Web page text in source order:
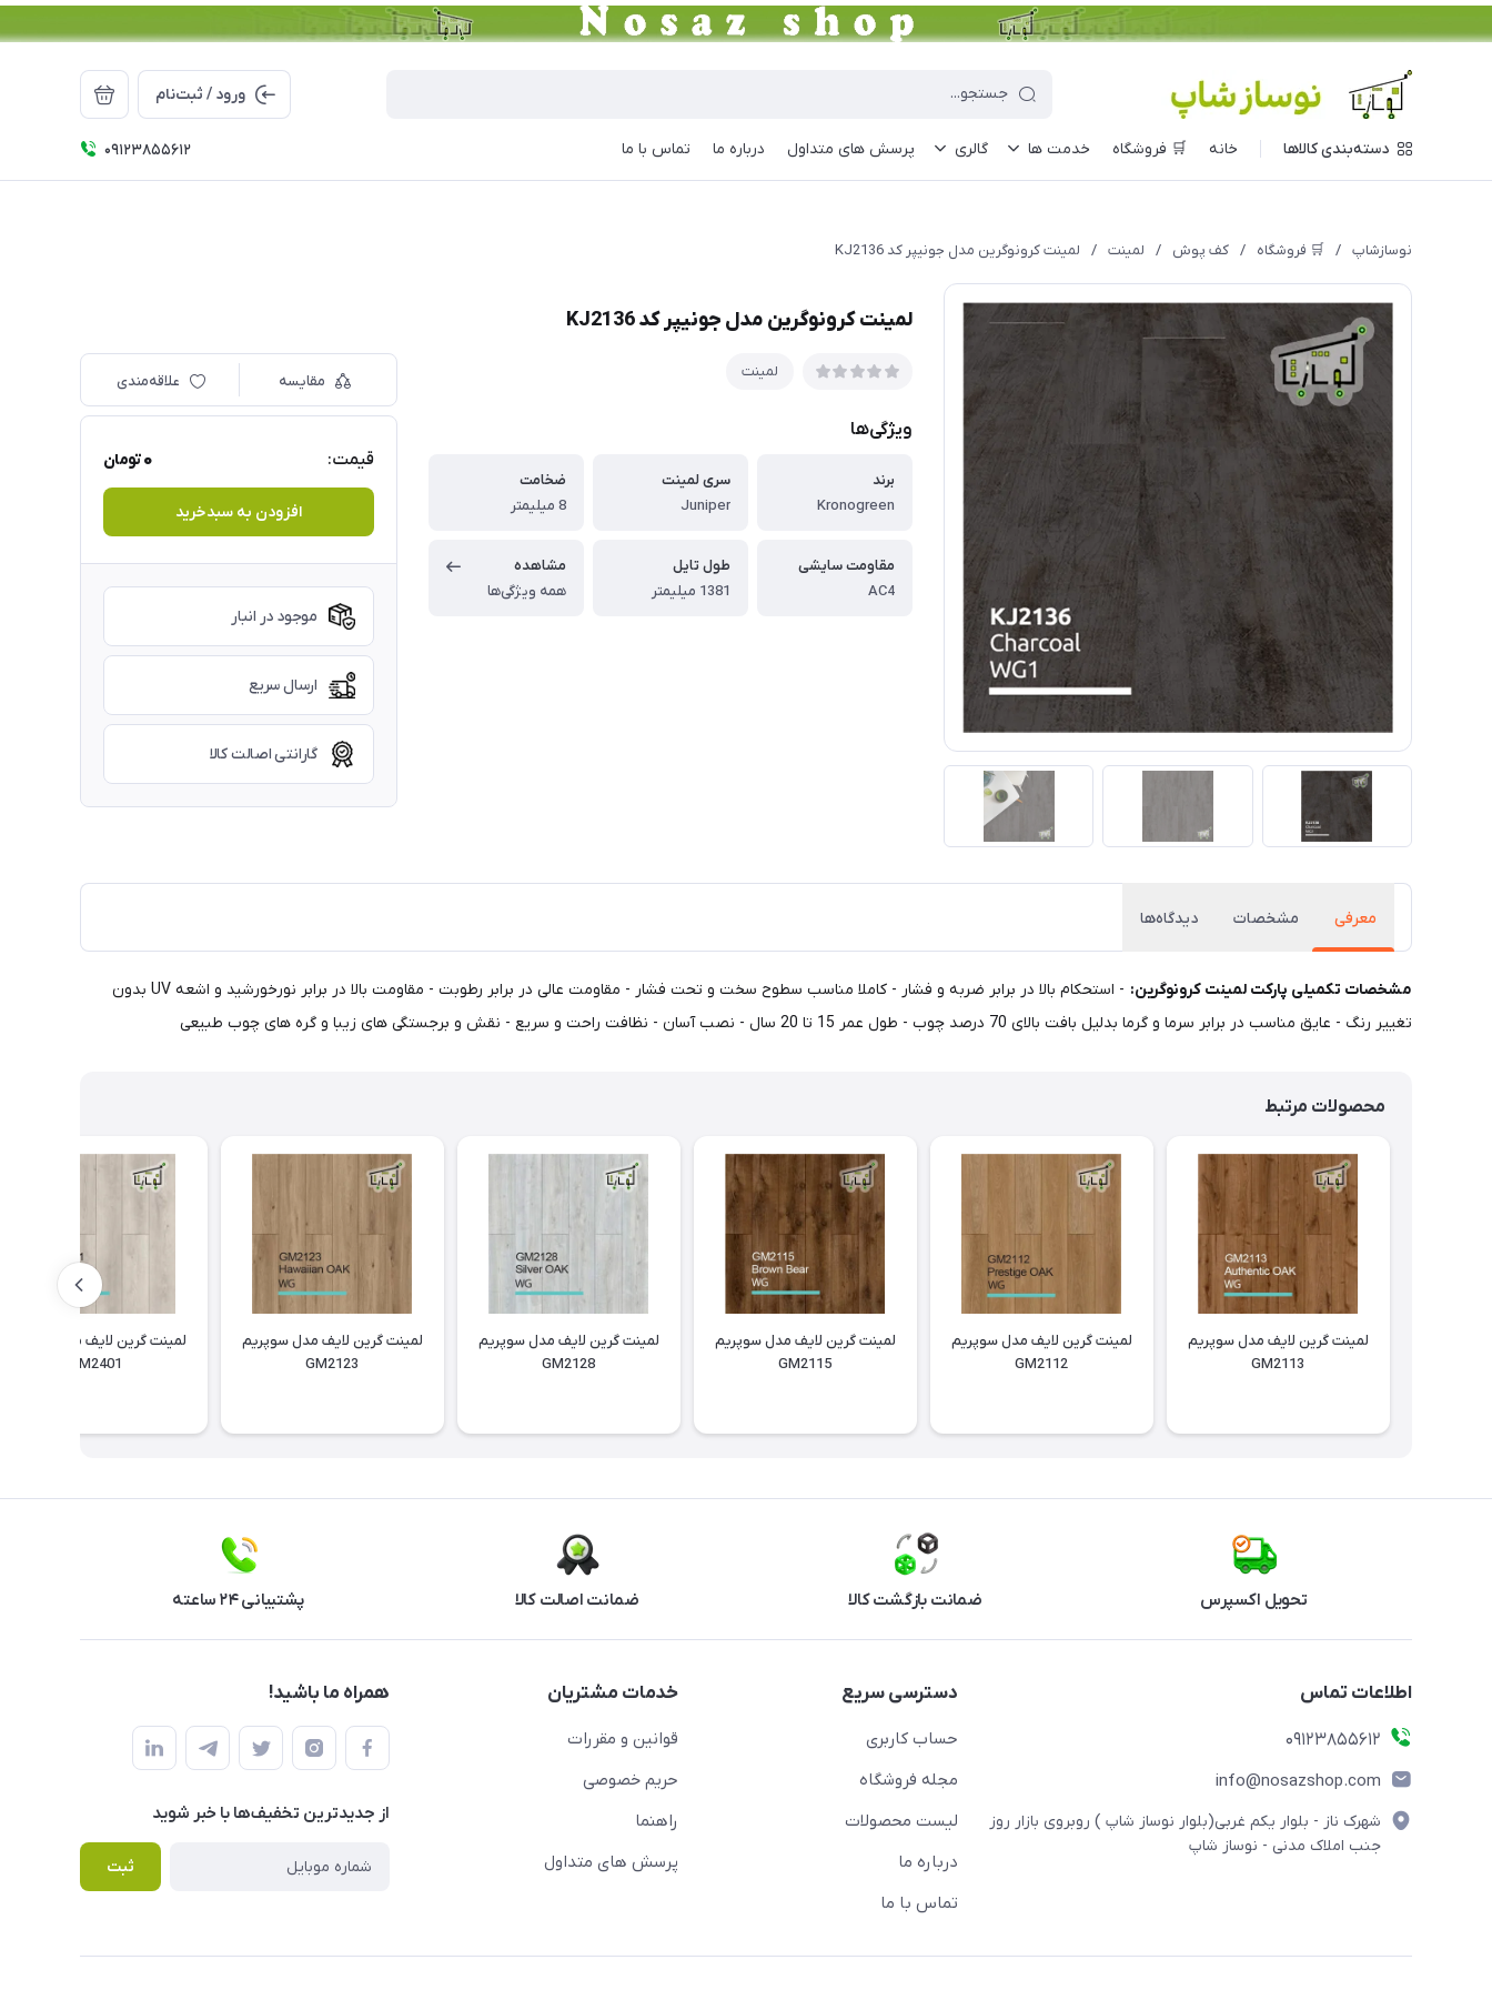
ورود / ثبت‌نام
دسته‌بندی کالاها خانه 🛒 فروشگاه خدمت ها گالری پرسش های متداول درباره ما تماس با ما 09123855612
نوسازشاپ / 🛒 فروشگاه / کف پوش / لمینت / لمینت کرونوگرین مدل جونیپر کد KJ2136
لمینت کرونوگرین مدل جونیپر کد KJ2136
لمینت
ویژگی‌ها
برند
Kronogreen
سری لمینت
Juniper
ضخامت
8 میلیمتر
مقاومت سایشی
AC4
طول تایل
1381 میلیمتر
مشاهده
همه ویژگی‌ها
مقایسه علاقه‌مندی
قیمت: 0تومان
افزودن به سبدخرید
موجود در انبار
ارسال سریع
گارانتی اصالت کالا
معرفی مشخصات دیدگاه‌ها
مشخصات تکمیلی پارکت لمینت کرونوگرین:
- استحکام بالا در برابر ضربه و فشار - کاملا مناسب سطوح سخت و تحت فشار - مقاومت عالی در برابر رطوبت - مقاومت بالا در برابر نورخورشید و اشعه UV بدون
تغییر رنگ - عایق مناسب در برابر سرما و گرما بدلیل بافت بالای 70 درصد چوب - طول عمر 15 تا 20 سال - نصب آسان - نظافت راحت و سریع - نقش و برجستگی های زیبا و گره های چوب طبیعی
محصولات مرتبط
لمینت گرین لایف مدل سوپریم
GM2113
لمینت گرین لایف مدل سوپریم
GM2112
لمینت گرین لایف مدل سوپریم
GM2115
لمینت گرین لایف مدل سوپریم
GM2128
لمینت گرین لایف مدل سوپریم
GM2123
لمینت گرین لایف مدل سوپریم
GM2401
تحویل اکسپرس ضمانت بازگشت کالا ضمانت اصالت کالا پشتیبانی ۲۴ ساعته
اطلاعات تماس
09123855612
info@nosazshop.com
شهرک ناز - بلوار یکم غربی(بلوار نوساز شاپ ) روبروی بازار روز
جنب املاک مدنی - نوساز شاپ
دسترسی سریع
حساب کاربری
مجله فروشگاه
لیست محصولات
درباره ما
تماس با ما
خدمات مشتریان
قوانین و مقررات
حریم خصوصی
راهنما
پرسش های متداول
همراه ما باشید!
از جدید‌ترین تخفیف‌ها با‌ خبر شوید
ثبت